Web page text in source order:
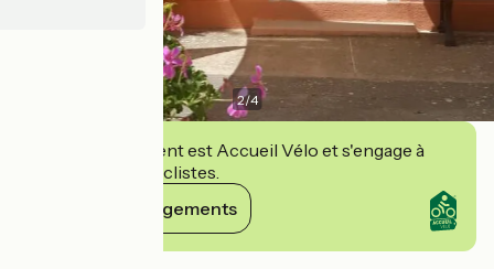
2/4
Cet établissement est Accueil Vélo et s'engage à
accueillir des cyclistes.
Voir ses engagements